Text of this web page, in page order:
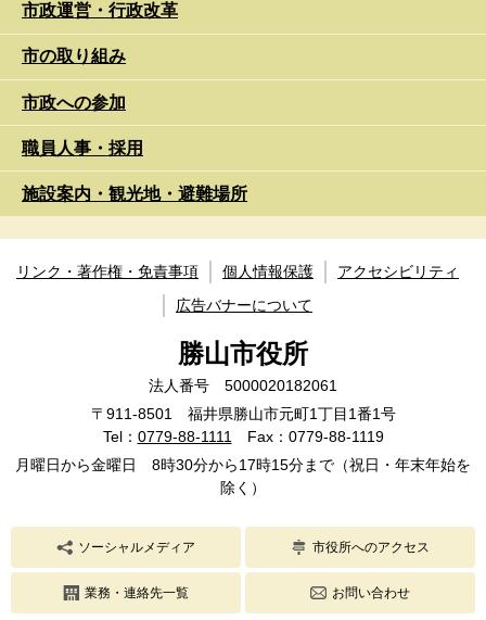
市政運営・行政改革
市の取り組み
市政への参加
職員人事・採用
施設案内・観光地・避難場所
リンク・著作権・免責事項 個人情報保護
アクセシビリティ
広告バナーについて
勝山市役所
法人番号 5000020182061
〒911-8501 福井県勝山市元町1丁目1番1号
Tel： 0779-88-1111Fax：0779-88-1119
月曜日から金曜日 8時30分から17時15分まで（祝日・年末年始を
除く）
ソーシャルメディア 市役所へのアクセス
業務・連絡先一覧 お問い合わせ